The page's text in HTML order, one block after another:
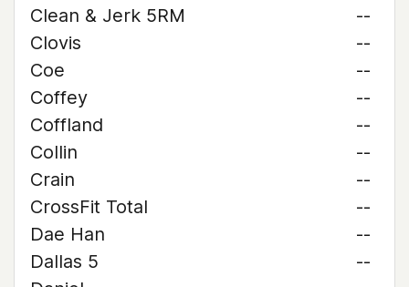
Clean & Jerk 5RM
--
Clovis
--
Coe
--
Coffey
--
Coffland
--
Collin
--
Crain
--
CrossFit Total
--
Dae Han
--
Dallas 5
--